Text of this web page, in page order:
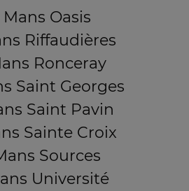
Mans Oasis
Riffaudières
Ronceray
Saint Georges
Saint Pavin
Sainte Croix
Sources
Université